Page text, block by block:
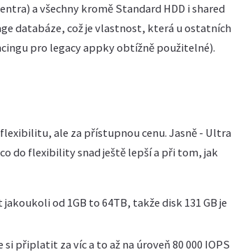
a všechny kromě Standard HDD i shared
databáze, což je vlastnost, která u ostatních
pro legacy appky obtížně použitelné).
ale za přístupnou cenu. Jasně - Ultra
do flexibility snad ještě lepší a při tom, jak
od 1GB to 64TB, takže disk 131 GB je
připlatit za víc a to až na úroveň 80 000 IOPS